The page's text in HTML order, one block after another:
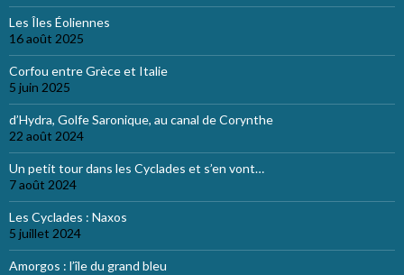
Les Îles Éoliennes
16 août 2025
Corfou entre Grèce et Italie
5 juin 2025
d’Hydra, Golfe Saronique, au canal de Corynthe
22 août 2024
Un petit tour dans les Cyclades et s’en vont…
7 août 2024
Les Cyclades : Naxos
5 juillet 2024
Amorgos : l’île du grand bleu